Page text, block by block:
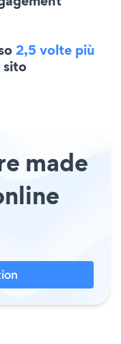
2,5 volte più
sito
made